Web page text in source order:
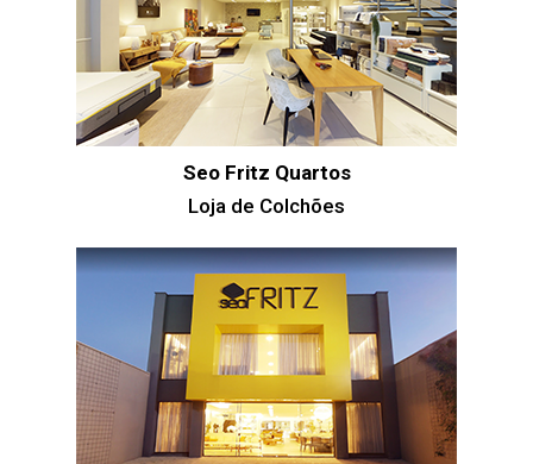
Seo Fritz Quartos
Loja de Colchões